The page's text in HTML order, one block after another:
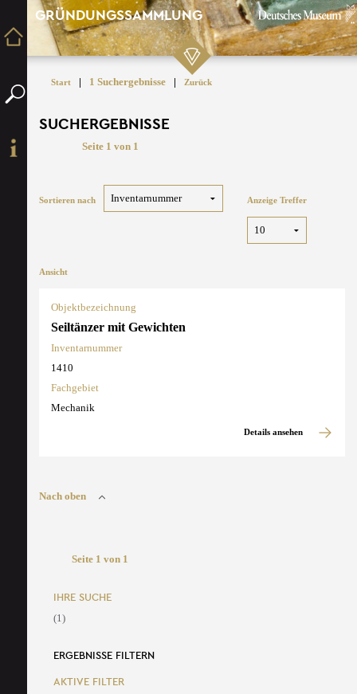
GRÜNDUNGSSAMMLUNG
Start | 1 Suchergebnisse | Zurück
SUCHERGEBNISSE
Seite 1 von 1
Sortieren nach Anzeige Treffer
Ansicht
Objektbezeichnung
Seiltänzer mit Gewichten
Inventarnummer
1410
Fachgebiet
Mechanik
Details ansehen
Nach oben
Seite 1 von 1
IHRE SUCHE
(1)
ERGEBNISSE FILTERN
AKTIVE FILTER